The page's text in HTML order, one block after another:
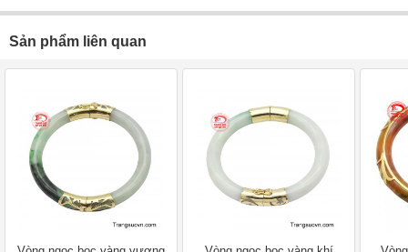
Sản phẩm liên quan